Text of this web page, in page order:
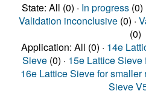
State: All (0) · In progress(0)
Validation inconclusive(0) ·
(0)
Application: All (0) · 14e
Sieve (0) · 15e Lattice
16e Lattice Sieve for smaller
Sieve